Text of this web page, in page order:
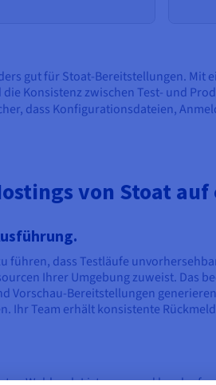
gut für Stoat-Bereitstellungen. Mit
Konsistenz zwischen Test- und
dass Konfigurationsdateien,
von Stoat auf
führen, dass Testläufe
Ihrer Umgebung zuweist. Das
Vorschau-Bereitstellungen
Ihr Team erhält konsistente